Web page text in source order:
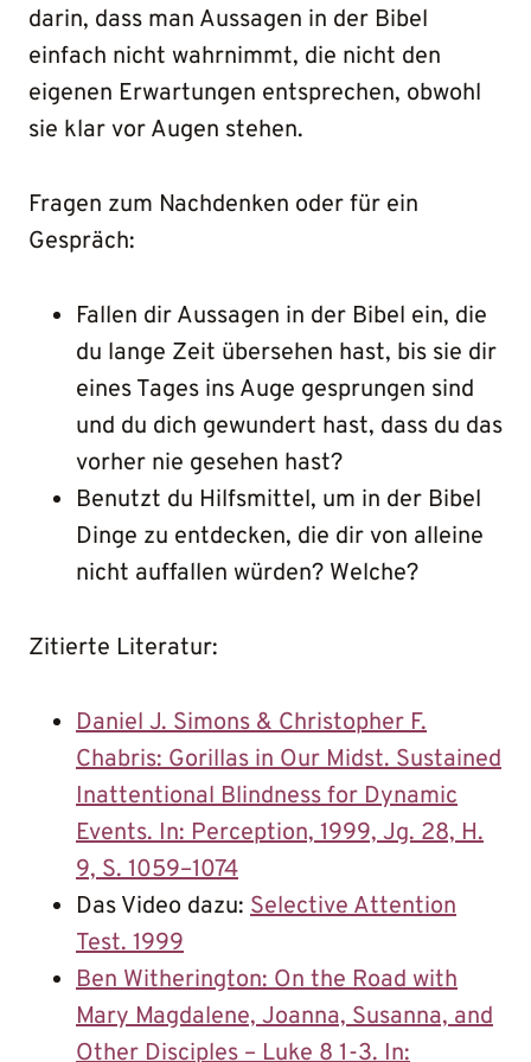
darin, dass man Aussagen in der Bibel
einfach nicht wahrnimmt, die nicht den
eigenen Erwartungen entsprechen, obwohl
sie klar vor Augen stehen.
Fragen zum Nachdenken oder für ein
Gespräch:
Fallen dir Aussagen in der Bibel ein, die
du lange Zeit übersehen hast, bis sie dir
eines Tages ins Auge gesprungen sind
und du dich gewundert hast, dass du das
vorher nie gesehen hast?
Benutzt du Hilfsmittel, um in der Bibel
Dinge zu entdecken, die dir von alleine
nicht auffallen würden? Welche?
Zitierte Literatur:
Daniel J. Simons & Christopher F.
Chabris: Gorillas in Our Midst. Sustained
Inattentional Blindness for Dynamic
Events. In: Perception, 1999, Jg. 28, H.
9, S. 1059–1074
Das Video dazu: Selective Attention
Test. 1999
Ben Witherington: On the Road with
Mary Magdalene, Joanna, Susanna, and
Other Disciples – Luke 8 1-3. In: